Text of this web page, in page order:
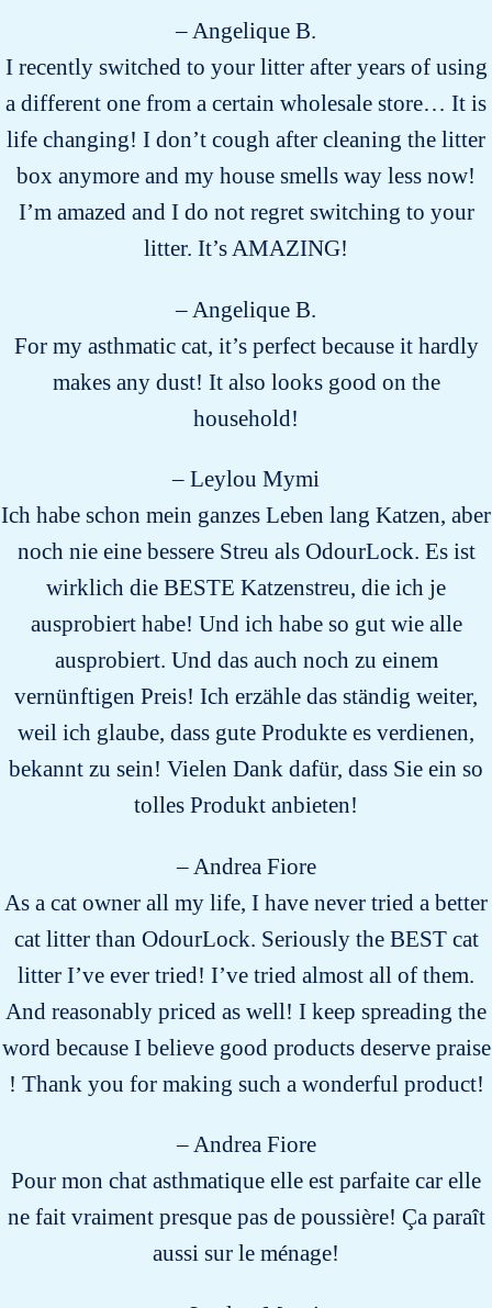
– Angelique B.
I recently switched to your litter after years of using
a different one from a certain wholesale store… It is
life changing! I don’t cough after cleaning the litter
box anymore and my house smells way less now!
I’m amazed and I do not regret switching to your
litter. It’s AMAZING!
– Angelique B.
For my asthmatic cat, it’s perfect because it hardly
makes any dust! It also looks good on the
household!
– Leylou Mymi
Ich habe schon mein ganzes Leben lang Katzen, aber
noch nie eine bessere Streu als OdourLock. Es ist
wirklich die BESTE Katzenstreu, die ich je
ausprobiert habe! Und ich habe so gut wie alle
ausprobiert. Und das auch noch zu einem
vernünftigen Preis! Ich erzähle das ständig weiter,
weil ich glaube, dass gute Produkte es verdienen,
bekannt zu sein! Vielen Dank dafür, dass Sie ein so
tolles Produkt anbieten!
– Andrea Fiore
As a cat owner all my life, I have never tried a better
cat litter than OdourLock. Seriously the BEST cat
litter I’ve ever tried! I’ve tried almost all of them.
And reasonably priced as well! I keep spreading the
word because I believe good products deserve praise
! Thank you for making such a wonderful product!
– Andrea Fiore
Pour mon chat asthmatique elle est parfaite car elle
ne fait vraiment presque pas de poussière! Ça paraît
aussi sur le ménage!